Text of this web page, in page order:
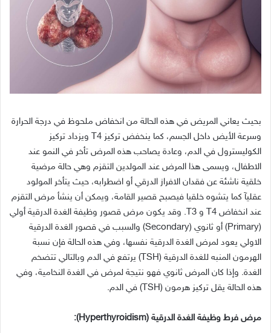
بحيث يعاني المريض في هذه الحالة من انخفاض ملحوظ في درجة الحرارة
وسرعة الأيض داخل الجسم، كما ينخفض تركيز ويزداد تركيز
الكوليسترول في الدم، وعادة يصاحب هذه المرض تأخر في النمو عند
الاطفال، ويسمى هذا المرض عند المولدين التقزم وهي حالة مرضية
خلقية ناشئة عن فقدان الافراز الدرقي أو اضطرابه، حيث يتأخر المولود
عقليآ كما يتشوه خلقيا فيصبح قصير القامة، ويمكن أن ينشأ مرض التقزم
عند انخفاض و وقد يكون مرض قصور وظيفة الغدة الدرقية أولي
(Primary)
أو ثانوي (Secondary) والسبب في قصور الغدة الدرقية
الاولي يعود لمرض الغدة الدرقية نفسها، وفي هذه الحالة فإن نسبة
الهرمون المنبه للغدة الدرقية (TSH) يرتفع في الدم وبالتالي تتضخم
الغدة. وإذا كان المرض ثانوي فهو نتيجة لمرض في الغدة النخامية، وفي
هذه الحالة يقل تركيز هرمون (TSH) في الدم.
مرض فرط وظيفة الغدة الدرقية (Hyperthyroidism):